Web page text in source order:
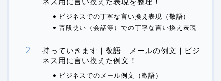
ビジネスでの丁寧な言い換え表現（敬語）
普段使い（会話等）での丁寧な言い換え表現
持っていきます｜敬語｜メールの例文｜ビジ
ネス用に言い換えた例文！
ビジネスでのメール例文（敬語）